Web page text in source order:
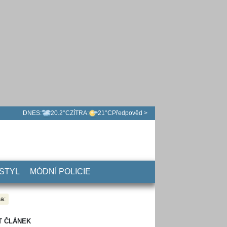
DNES: 20.2°CZÍTRA: 21°C Předpověd >
MÓDNÍ POLICIE
ČLÁNEK